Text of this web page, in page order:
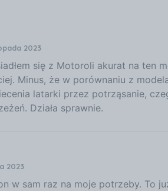
2023
się z Motoroli akurat na ten
Minus, że w porównaniu z
latarki przez potrząsanie,
Działa sprawnie.
2023
w sam raz na moje potrzeby. To